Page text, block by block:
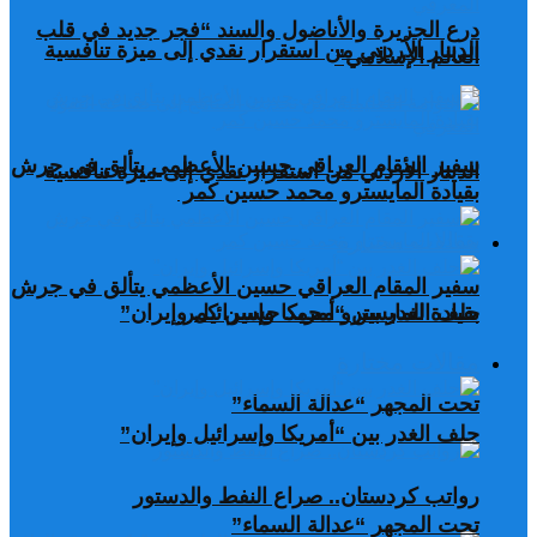
الدينار الأردني من استقرار نقدي إلى ميزة تنافسية
سفير المقام العراقي حسين الأعظمي يتألق في جرش
بقيادة المايسترو محمد حسين كمر
حلف الغدر بين “أمريكا وإسرائيل وإيران”
تحت المجهر “عدالة السماء”
رواتب كردستان.. صراع النفط والدستور
درع الجزيرة والأناضول والسند “فجر جديد في قلب
العالم الإسلامي”
الدينار الأردني من استقرار نقدي إلى ميزة تنافسية
سفير المقام العراقي حسين الأعظمي يتألق في جرش
بقيادة المايسترو محمد حسين كمر
حلف الغدر بين “أمريكا وإسرائيل وإيران”
تحت المجهر “عدالة السماء”